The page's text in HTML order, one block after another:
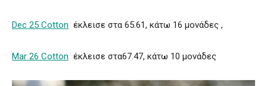
Dec 25 Cotton έκλεισε στα 65.61, κάτω 16 μονάδες ,
Mar 26 Cotton έκλεισε στα67.47, κάτω 10 μονάδες